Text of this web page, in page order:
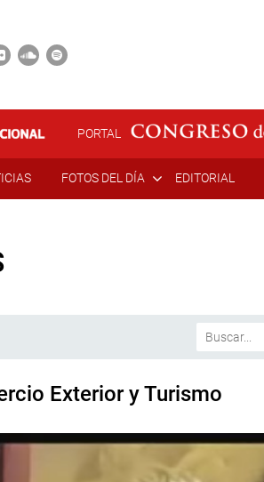
PORTAL
FOTOS DEL DÍA EDITORIAL
Exterior y Turismo